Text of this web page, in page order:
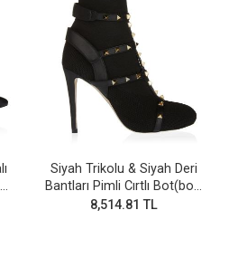
Siyah Trikolu & Siyah Deri
Bantları Pimli Cırtlı Bot(bot-
255)
8,514.81 TL